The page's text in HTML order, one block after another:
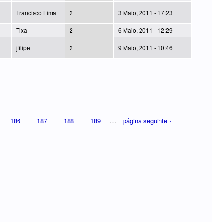
Francisco Lima 2 3 Maio, 2011 - 17:23
Tixa 2
6 Maio, 2011 - 12:29
jfilipe 2 9 Maio, 2011 - 10:46
186 187 188 189 … página seguinte ›